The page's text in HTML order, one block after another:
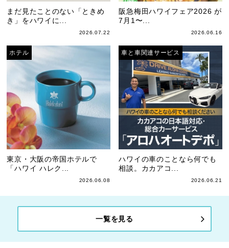
まだ見たことのない「ときめ
き」をハワイに...
2026.07.22
阪急梅田ハワイフェア2026 が
7月1〜...
2026.06.16
ホテル
東京・大阪の帝国ホテルで
「ハワイ ハレク...
2026.06.08
車と車関連サービス
ハワイの車のことなら何でも
相談。カカアコ...
2026.06.21
一覧を見る